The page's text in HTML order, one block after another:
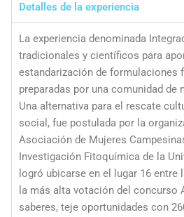
Detalles de la experiencia
La experiencia denominada
tradicionales y científicos para
estandarización de formulaciones
preparadas por una comunidad de
Una alternativa para el rescate
social, fue postulada por la
Asociación de Mujeres
Investigación Fitoquímica de la
logró ubicarse en el lugar 16 entre
la más alta votación del concurso
saberes, teje oportunidades con